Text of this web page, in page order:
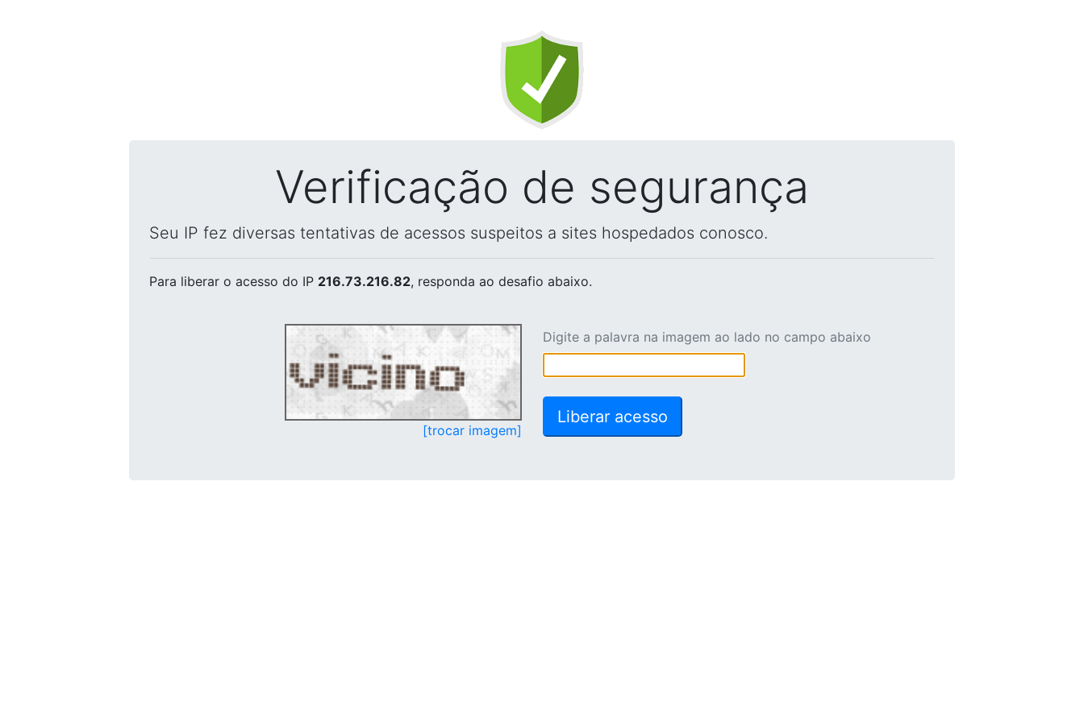
Verificação de segurança
Seu IP fez diversas tentativas de acessos suspeitos a sites hospedados conosco.
Para liberar o acesso do IP 216.73.216.82, responda ao desafio abaixo.
[trocar imagem]
Digite a palavra na imagem ao lado no campo abaixo